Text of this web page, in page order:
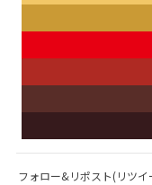
フォロー&リポスト(リツ